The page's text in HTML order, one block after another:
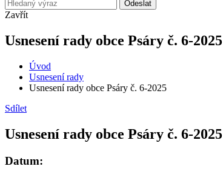
Odeslat
Zavřít
Usnesení rady obce Psáry č. 6-2025
Úvod
Usnesení rady
Usnesení rady obce Psáry č. 6-2025
Sdílet
Usnesení rady obce Psáry č. 6-2025
Datum: